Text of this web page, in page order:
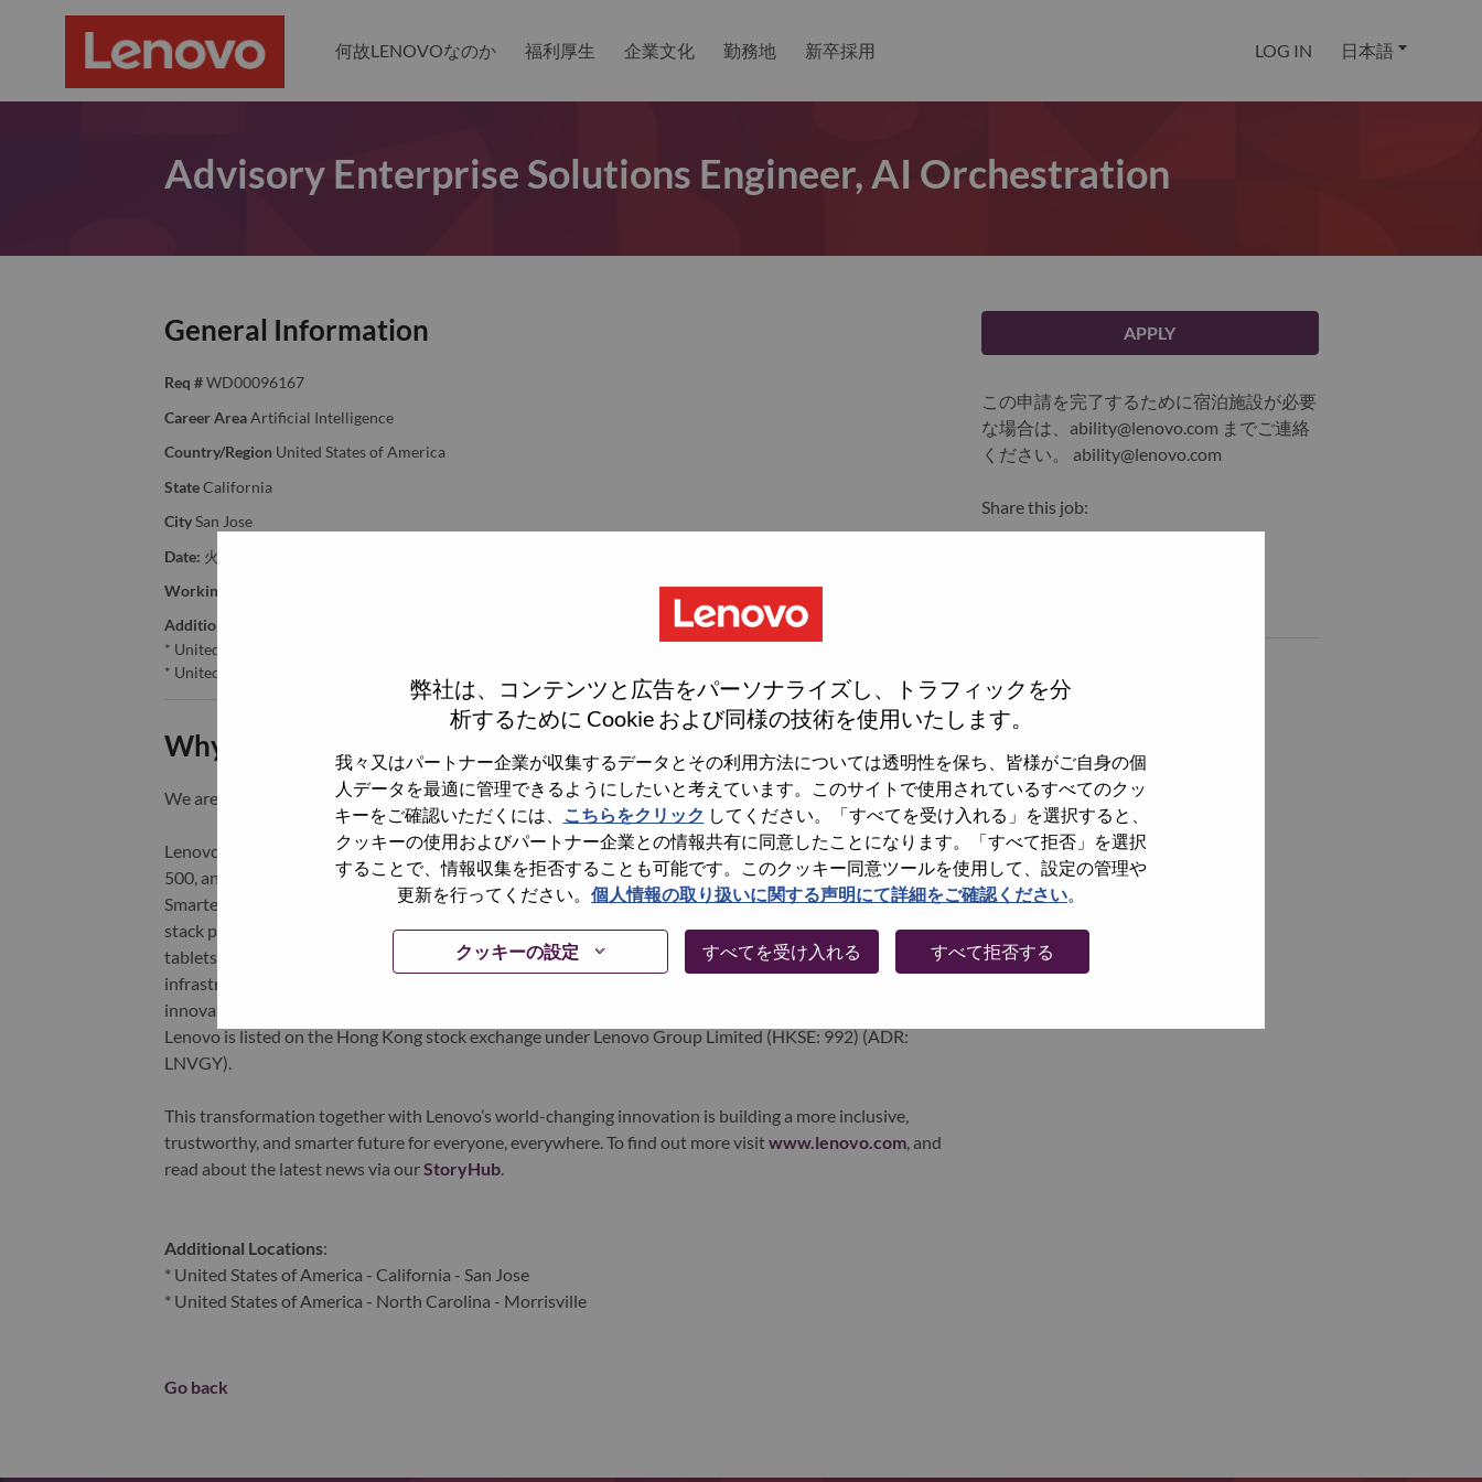
弊社は、コンテンツと広告をパーソナライズし、トラフィックを分
析するために Cookie および同様の技術を使用いたします。
我々又はパートナー企業が収集するデータとその利用方法については透明性を保ち、皆様がご自身の個
人データを最適に管理できるようにしたいと考えています。このサイトで使用されているすべてのクッ
キーをご確認いただくには、
こちらをクリック してください。「すべてを受け入れる」を選択すると、
クッキーの使用およびパートナー企業との情報共有に同意したことになります。「すべて拒否」を選択
することで、情報収集を拒否することも可能です。このクッキー同意ツールを使用して、設定の管理や
更新を行ってください。 個人情報の取り扱いに関する声明にて詳細をご確認ください
クッキーの設定 すべてを受け入れる すべて拒否する
何故LENOVOなのか 福利厚生 企業文化 勤務地 新卒採用 LOG IN 日本語
Advisory Enterprise Solutions Engineer, AI Orchestration
General Information
Req # WD00096167
Career Area Artificial Intelligence
Country/Region United States of America
State California
City San Jose
Date: 火曜日, 6月 9, 2026
Working Time:
Additional Locations
* United States of America - California - San Jose
* United States of America - North Carolina - Morrisville
Why Work at Lenovo
We are Lenovo. We do what we say. We own what we do. We WOW our customers.
Lenovo is a US$83 billion revenue global technology powerhouse, ranked #153 in the Fortune Global
500, and serving millions of customers every day in 180 markets. Focused on a bold vision to deliver
Smarter Technology for All, Lenovo has built on its success as the world’s largest PC company with a full-
stack portfolio of AI-enabled, AI-ready, and AI-optimized devices (PCs, workstations, smartphones,
tablets), infrastructure (server, storage, edge, high performance computing and software defined
infrastructure), software, solutions, and services. Lenovo’s continued investment in world-changing
innovation is building a more equitable, trustworthy, and smarter future for everyone, everywhere.
Lenovo is listed on the Hong Kong stock exchange under Lenovo Group Limited (HKSE: 992) (ADR:
LNVGY).
This transformation together with Lenovo’s world-changing innovation is building a more inclusive,
trustworthy, and smarter future for everyone, everywhere. To find out more visitwww.lenovo.com, and
read about the latest news via ourStoryHub.
Additional Locations:
* United States of America - California - San Jose
* United States of America - North Carolina - Morrisville
Go back
APPLY
この申請を完了するために宿泊施設が必要
な場合は、ability@lenovo.com までご連絡
ください。 ability@lenovo.com
Share this job:
全てを見る